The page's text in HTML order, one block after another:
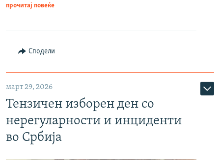
прочитај повеќе
Сподели
март 29, 2026
Тензичен изборен ден со
нерегуларности и инциденти
во Србија